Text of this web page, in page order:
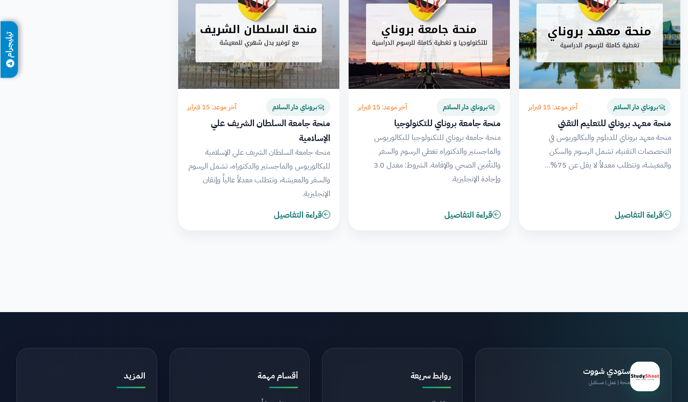
بروناي دار السلام آخر موعد: 15 فبراير
منحة معهد بروناي للتعليم التقني
منحة معهد بروناي للدبلوم والبكالوريوس في
التخصصات التقنية، تشمل الرسوم والسكن
والمعيشة، وتتطلب معدلاً لا يقل عن 75%…
قراءة التفاصيل
بروناي دار السلام آخر موعد: 15 فبراير
منحة جامعة بروناي للتكنولوجيا
منحة جامعة بروناي للتكنولوجيا للبكالوريوس
والماجستير والدكتوراه تغطي الرسوم والسفر
والتأمين الصحي والإقامة. الشروط: معدل 3.0
وإجادة الإنجليزية.
قراءة التفاصيل
بروناي دار السلام آخر موعد: 15 فبراير
منحة جامعة السلطان الشريف علي
الإسلامية
منحة جامعة السلطان الشريف علي الإسلامية
للبكالوريوس والماجستير والدكتوراه، تشمل الرسوم
والسفر والمعيشة، وتتطلب معدلاً عالياً وإتقان
الإنجليزية.
قراءة التفاصيل
ستودي شووت
منحة | عمل | مستقبل
روابط سريعة أقسام مهمة المزيد
تيليجرام